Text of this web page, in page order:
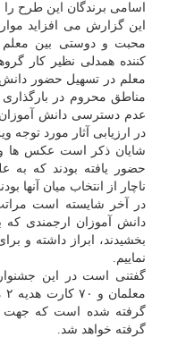
اسامی برندگان این طرح را
این گزارش می افزاید
محبت و دوستی بین معلم
كننده همدلی نظیر كار
معلم در تسهیل حضور دانش
مناطق محروم در
عدم دسترسی دانش آموزان
در ارزیابی آثار مورد توجه
شایان ذكر است عكس ها و
حضور یافته بودند كه به
ناچار از انتخاب میان آنها
در آخر شایسته است
دانش آموزان ارجمندی كه
بخشیدند، ابراز داشته و
نماییم.
گرفته شده است كه جهت
گرفته خواهد شد.